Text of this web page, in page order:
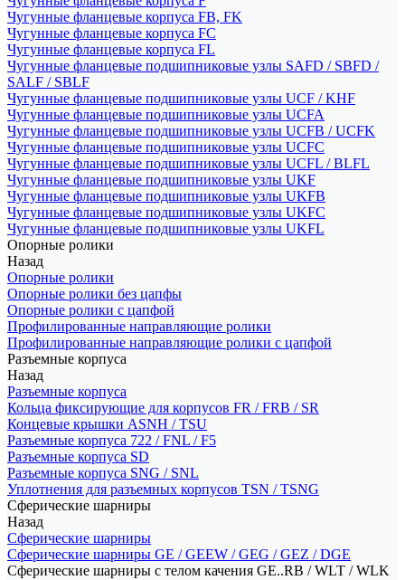
Чугунные фланцевые корпуса FB, FK
Чугунные фланцевые корпуса FC
Чугунные фланцевые корпуса FL
Чугунные фланцевые подшипниковые узлы SAFD / SBFD /
SALF / SBLF
Чугунные фланцевые подшипниковые узлы UCF / KHF
Чугунные фланцевые подшипниковые узлы UCFA
Чугунные фланцевые подшипниковые узлы UCFB / UCFK
Чугунные фланцевые подшипниковые узлы UCFC
Чугунные фланцевые подшипниковые узлы UCFL / BLFL
Чугунные фланцевые подшипниковые узлы UKF
Чугунные фланцевые подшипниковые узлы UKFB
Чугунные фланцевые подшипниковые узлы UKFC
Чугунные фланцевые подшипниковые узлы UKFL
Опорные ролики
Назад
Опорные ролики
Опорные ролики без цапфы
Опорные ролики с цапфой
Профилированные направляющие ролики
Профилированные направляющие ролики с цапфой
Разъемные корпуса
Назад
Разъемные корпуса
Кольца фиксирующие для корпусов FR / FRB / SR
Концевые крышки ASNH / TSU
Разъемные корпуса 722 / FNL / F5
Разъемные корпуса SD
Разъемные корпуса SNG / SNL
Уплотнения для разъемных корпусов TSN / TSNG
Сферические шарниры
Назад
Сферические шарниры
Сферические шарниры GE / GEEW / GEG / GEZ / DGE
Сферические шарниры с телом качения GE..RB / WLT / WLK